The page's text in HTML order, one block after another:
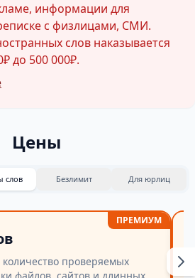
информации для
с физлицами, СМИ.
слов наказывается
до 500 000₽.
Цены
слов Безлимит Для юрлиц
ПРЕМИУМ
проверяемых